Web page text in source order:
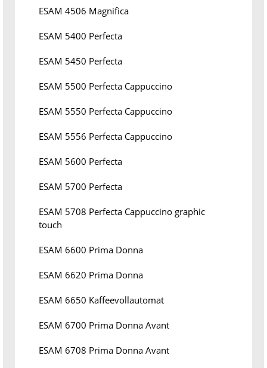
ESAM 4506 Magnifica
ESAM 5400 Perfecta
ESAM 5450 Perfecta
ESAM 5500 Perfecta Cappuccino
ESAM 5550 Perfecta Cappuccino
ESAM 5556 Perfecta Cappuccino
ESAM 5600 Perfecta
ESAM 5700 Perfecta
ESAM 5708 Perfecta Cappuccino graphic
touch
ESAM 6600 Prima Donna
ESAM 6620 Prima Donna
ESAM 6650 Kaffeevollautomat
ESAM 6700 Prima Donna Avant
ESAM 6708 Prima Donna Avant